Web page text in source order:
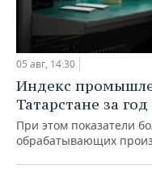
05 авг, 14:30
Индекс
Татарстане за
При этом показатели
обрабатывающих